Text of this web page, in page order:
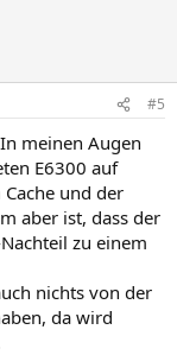
#5
meinen Augen
E6300 auf
und der
aber ist, dass der
zu einem
nichts von der
da wird